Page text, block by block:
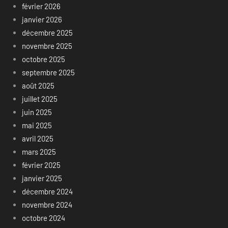
février 2026
janvier 2026
décembre 2025
novembre 2025
octobre 2025
septembre 2025
août 2025
juillet 2025
juin 2025
mai 2025
avril 2025
mars 2025
février 2025
janvier 2025
décembre 2024
novembre 2024
octobre 2024